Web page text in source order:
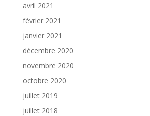
avril 2021
février 2021
janvier 2021
décembre 2020
novembre 2020
octobre 2020
juillet 2019
juillet 2018